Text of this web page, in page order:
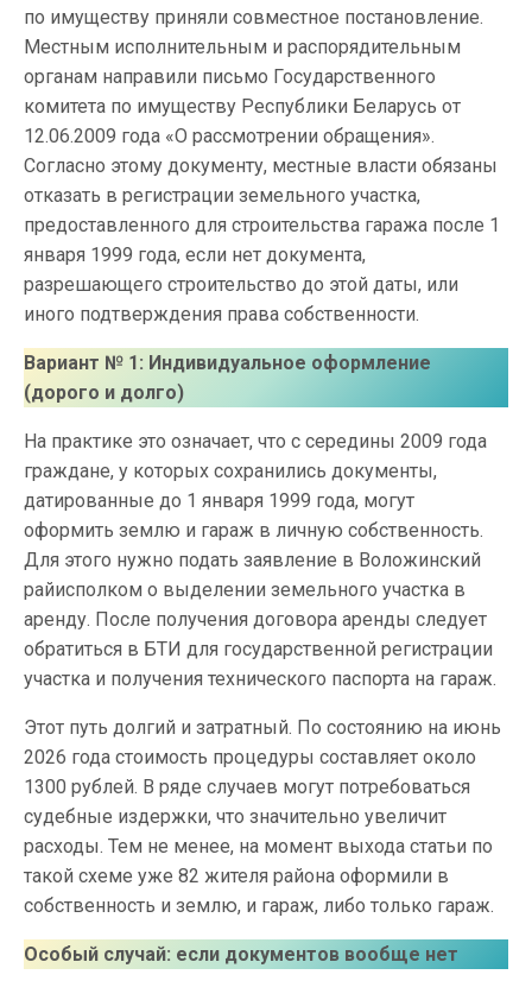
по имуществу приняли совместное постановление.
Местным исполнительным и распорядительным
органам направили письмо Государственного
комитета по имуществу Республики Беларусь от
12.06.2009 года «О рассмотрении обращения».
Согласно этому документу, местные власти обязаны
отказать в регистрации земельного участка,
предоставленного для строительства гаража после 1
января 1999 года, если нет документа,
разрешающего строительство до этой даты, или
иного подтверждения права собственности.
Вариант № 1: Индивидуальное оформление
(дорого и долго)
На практике это означает, что с середины 2009 года
граждане, у которых сохранились документы,
датированные до 1 января 1999 года, могут
оформить землю и гараж в личную собственность.
Для этого нужно подать заявление в Воложинский
райисполком о выделении земельного участка в
аренду. После получения договора аренды следует
обратиться в БТИ для государственной регистрации
участка и получения технического паспорта на гараж.
Этот путь долгий и затратный. По состоянию на июнь
2026 года стоимость процедуры составляет около
1300 рублей. В ряде случаев могут потребоваться
судебные издержки, что значительно увеличит
расходы. Тем не менее, на момент выхода статьи по
такой схеме уже 82 жителя района оформили в
собственность и землю, и гараж, либо только гараж.
Особый случай: если документов вообще нет